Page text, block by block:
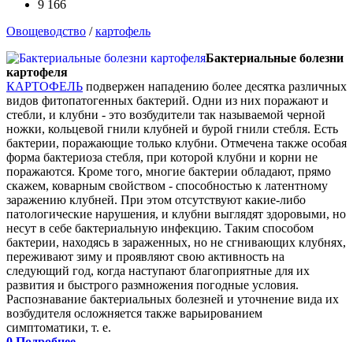
9 166
Овощеводство /картофель
Бактериальные болезни
картофеля
КАРТОФЕЛЬ подвержен нападению более десятка различных
видов фитопатогенных бактерий. Одни из них поражают и
стебли, и клубни - это возбудители так называемой черной
ножки, кольцевой гнили клубней и бурой гнили стебля. Есть
бактерии, поражающие только клубни. Отмечена также особая
форма бактериоза стебля, при которой клубни и корни не
поражаются. Кроме того, многие бактерии обладают, прямо
скажем, коварным свойством - способностью к латентному
заражению клубней. При этом отсутствуют какие-либо
патологические нарушения, и клубни выглядят здоровыми, но
несут в себе бактериальную инфекцию. Таким способом
бактерии, находясь в зараженных, но не сгнивающих клубнях,
переживают зиму и проявляют свою активность на
следующий год, когда наступают благоприятные для их
развития и быстрого размножения погодные условия.
Распознавание бактериальных болезней и уточнение вида их
возбудителя осложняется также варьированием
симптоматики, т. е.